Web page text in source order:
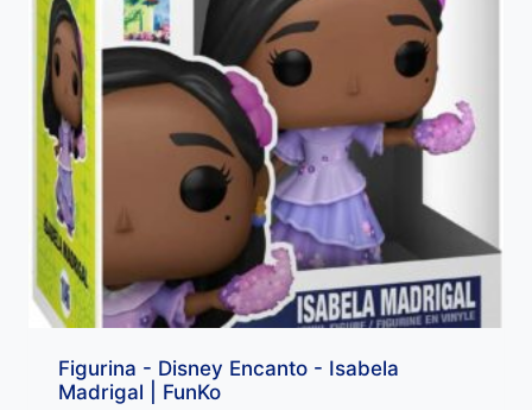
Figurina - Disney Encanto - Isabela
Madrigal | FunKo